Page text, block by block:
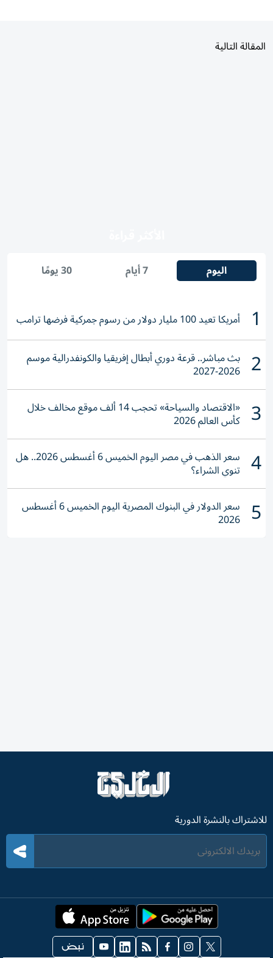
المقالة التالية
اليوم 7 أيام 30 يومًا
1 أمريكا تعيد 100 مليار دولار من رسوم جمركية فرضها ترامب
2 بث مباشر.. قرعة دوري أبطال إفريقيا والكونفدرالية موسم
2026-2027
3 «الاقتصاد والسياحة» تحجب 14 ألف موقع مخالف خلال
كأس العالم 2026
4 سعر الذهب في مصر اليوم الخميس 6 أغسطس 2026.. هل
تنوي الشراء؟
5 سعر الدولار في البنوك المصرية اليوم الخميس 6 أغسطس
2026
للاشتراك بالنشرة الدورية